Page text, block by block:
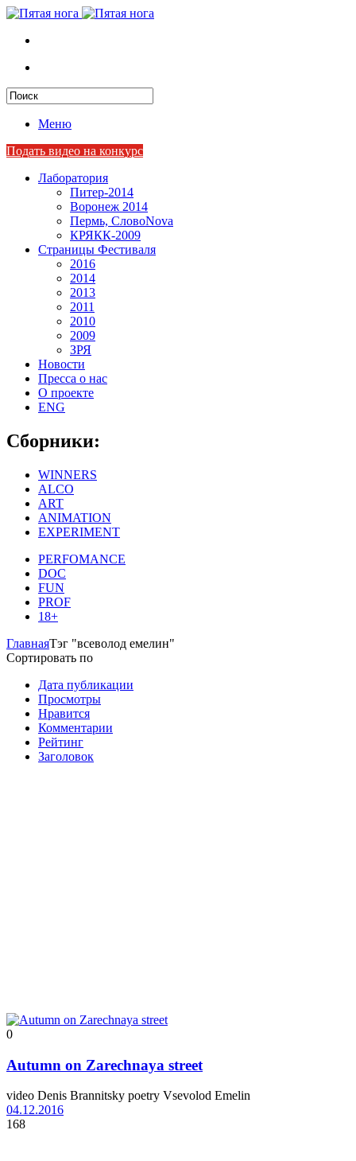
Меню
Подать видео на конкурс
Лаборатория
Питер-2014
Воронеж 2014
Пермь, СловоNova
КРЯКК-2009
Страницы Фестиваля
2016
2014
2013
2011
2010
2009
ЗРЯ
Новости
Пресса о нас
О проекте
ENG
Сборники:
WINNERS
ALCO
ART
ANIMATION
EXPERIMENT
PERFOMANCE
DOC
FUN
PROF
18+
ГлавнаяТэг "всеволод емелин"
Сортировать по
Дата публикации
Просмотры
Нравится
Комментарии
Рейтинг
Заголовок
0
Autumn on Zarechnaya street
video Denis Brannitsky poetry Vsevolod Emelin
04.12.2016
168